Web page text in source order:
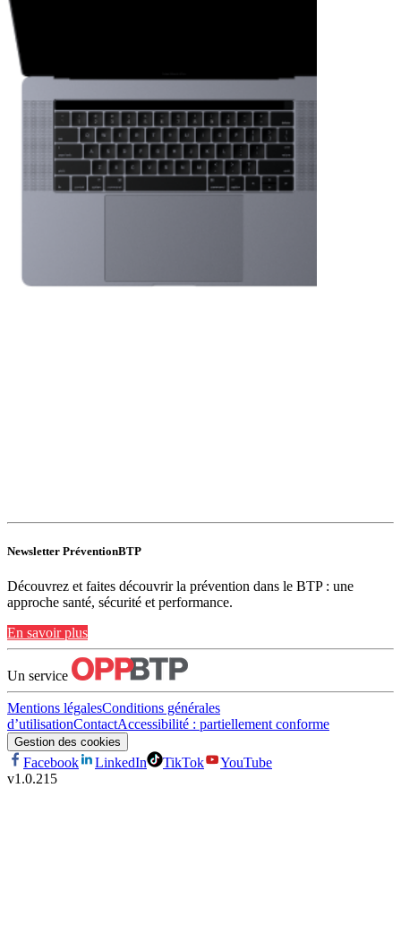
Newsletter PréventionBTP
Découvrez et faites découvrir la prévention dans le BTP : une
approche santé, sécurité et performance.
En savoir plus
Un service
Mentions légalesConditions générales
d’utilisationContactAccessibilité : partiellement conforme
Gestion des cookies
Facebook LinkedIn TikTok
YouTube
v1.0.215